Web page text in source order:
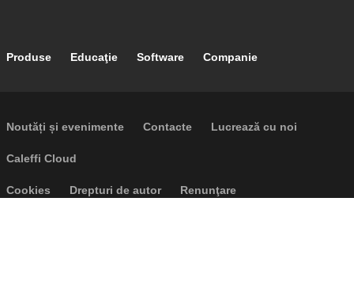
Footer main navigation
Produse Educaţie Software Companie
Footer secondary navigation
Noutăți și evenimente Contacte Lucrează cu noi
Caleffi Cloud
Footer menu
Cookies Drepturi de autor Renunţare